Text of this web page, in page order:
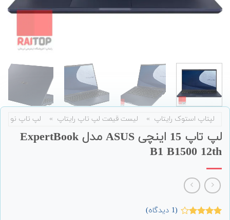
لپتاپ استوک رایتاپ » لیست قیمت لپ تاپ رایتاپ » لپ تاپ نو
لپ تاپ 15 اینچی ASUS مدل ExpertBook
B1 B1500 12th
(
1 دیدگاه)